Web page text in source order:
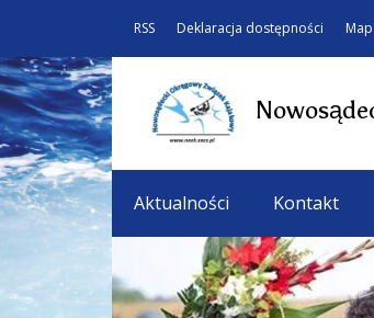
RSS Deklaracja dostępności
Aktualności Kontakt